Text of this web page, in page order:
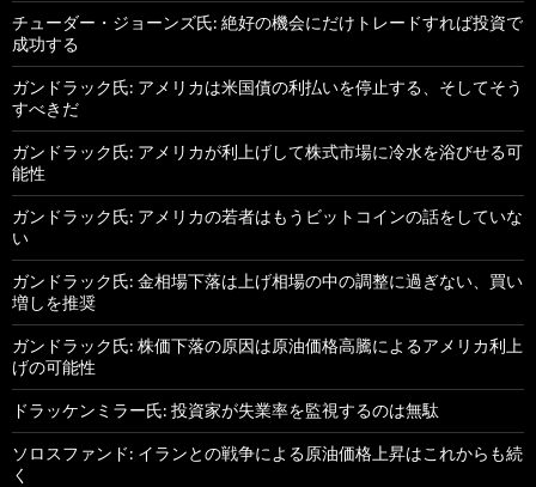
チューダー・ジョーンズ氏: 絶好の機会にだけトレードすれば投資で
成功する
ガンドラック氏: アメリカは米国債の利払いを停止する、そしてそう
すべきだ
ガンドラック氏: アメリカが利上げして株式市場に冷水を浴びせる可
能性
ガンドラック氏: アメリカの若者はもうビットコインの話をしていな
い
ガンドラック氏: 金相場下落は上げ相場の中の調整に過ぎない、買い
増しを推奨
ガンドラック氏: 株価下落の原因は原油価格高騰によるアメリカ利上
げの可能性
ドラッケンミラー氏: 投資家が失業率を監視するのは無駄
ソロスファンド: イランとの戦争による原油価格上昇はこれからも続
く